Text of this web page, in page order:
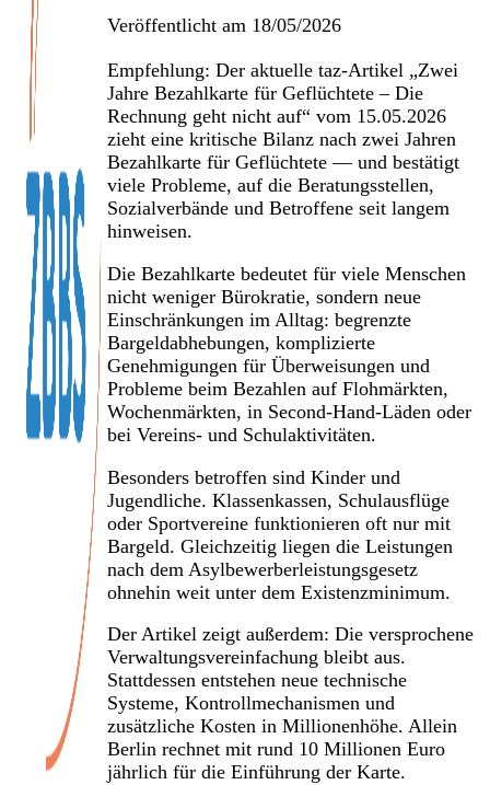
Veröffentlicht am 18/05/2026
Empfehlung: Der aktuelle taz-Artikel „Zwei
Jahre Bezahlkarte für Geflüchtete – Die
Rechnung geht nicht auf“ vom 15.05.2026
zieht eine kritische Bilanz nach zwei Jahren
Bezahlkarte für Geflüchtete — und bestätigt
viele Probleme, auf die Beratungsstellen,
Sozialverbände und Betroffene seit langem
hinweisen.
Die Bezahlkarte bedeutet für viele Menschen
nicht weniger Bürokratie, sondern neue
Einschränkungen im Alltag: begrenzte
Bargeldabhebungen, komplizierte
Genehmigungen für Überweisungen und
Probleme beim Bezahlen auf Flohmärkten,
Wochenmärkten, in Second-Hand-Läden oder
bei Vereins- und Schulaktivitäten.
Besonders betroffen sind Kinder und
Jugendliche. Klassenkassen, Schulausflüge
oder Sportvereine funktionieren oft nur mit
Bargeld. Gleichzeitig liegen die Leistungen
nach dem Asylbewerberleistungsgesetz
ohnehin weit unter dem Existenzminimum.
Der Artikel zeigt außerdem: Die versprochene
Verwaltungsvereinfachung bleibt aus.
Stattdessen entstehen neue technische
Systeme, Kontrollmechanismen und
zusätzliche Kosten in Millionenhöhe. Allein
Berlin rechnet mit rund 10 Millionen Euro
jährlich für die Einführung der Karte.